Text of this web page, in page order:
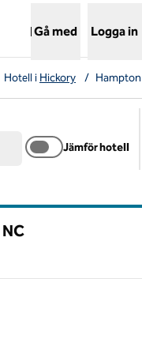
Gå med Logga in
Hotell i Hickory /
Jämför hotell
NC